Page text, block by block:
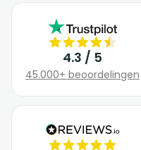
4.3 / 5
45.000+ beoordelingen